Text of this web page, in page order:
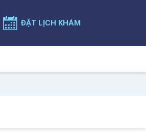
ĐẶT LỊCH KHÁM